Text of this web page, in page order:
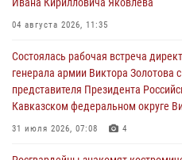
04 августа 2026, 11:35
Состоялась рабочая встреча
генерала армии Виктора Золотова
представителя Президента
Кавказском федеральном округе
31 июля 2026, 07:08 4